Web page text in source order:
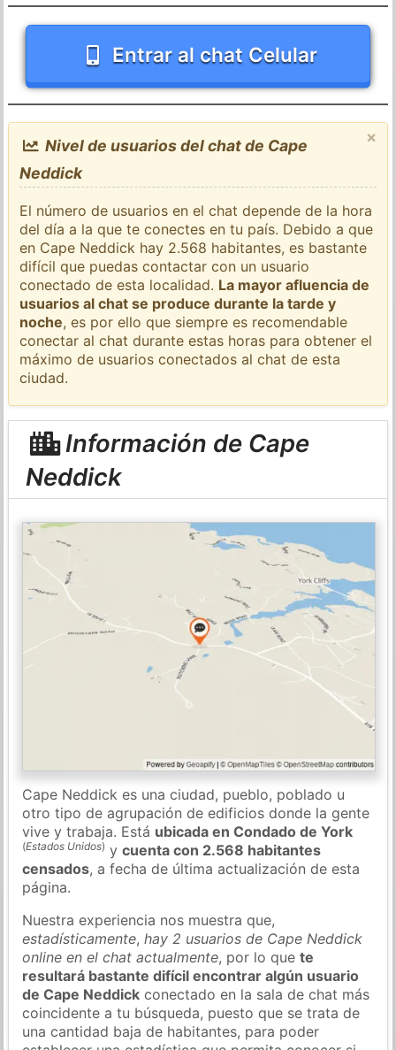
Entrar al chat Celular
×
Nivel de usuarios del chat de Cape
Neddick
El número de usuarios en el chat depende de la hora
del día a la que te conectes en tu país. Debido a que
en Cape Neddick hay 2.568 habitantes, es bastante
difícil que puedas contactar con un usuario
conectado de esta localidad. La mayor afluencia de
usuarios al chat se produce durante la tarde y
noche, es por ello que siempre es recomendable
conectar al chat durante estas horas para obtener el
máximo de usuarios conectados al chat de esta
ciudad.
Información de Cape
Neddick
Cape Neddick es una ciudad, pueblo, poblado u
otro tipo de agrupación de edificios donde la gente
vive y trabaja. Está ubicada en Condado de York
(Estados Unidos) ycuenta con 2.568 habitantes
censados, a fecha de última actualización de esta
página.
Nuestra experiencia nos muestra que,
estadísticamente,hay 2 usuarios de Cape Neddick
online en el chat actualmente, por lo quete
resultará bastante difícil encontrar algún usuario
de Cape Neddick conectado en la sala de chat más
coincidente a tu búsqueda, puesto que se trata de
una cantidad baja de habitantes, para poder